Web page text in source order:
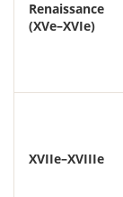
Renaissance
(XVe–XVIe)
XVIIe–XVIIIe